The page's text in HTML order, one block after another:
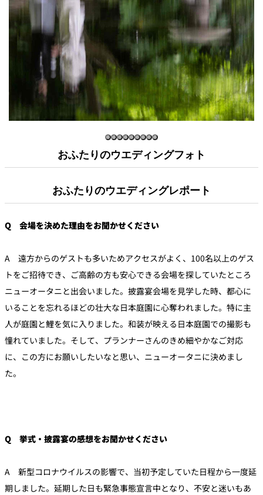
おふたりのウエディングフォト
おふたりのウエディングレポート
Q 会場を決めた理由をお聞かせください
A 遠方からのゲストも多いためアクセスがよく、100名以上のゲス
トをご招待でき、ご高齢の方も安心できる会場を探していたところ
ニューオータニと出会いました。披露宴会場を見学した時、都心に
いることを忘れるほどの壮大な日本庭園に心奪われました。特に主
人が庭園と鯉を気に入りました。和装が映える日本庭園での撮影も
憧れていました。そして、プランナーさんのきめ細やかなご対応
に、この方にお願いしたいなと思い、ニューオータニに決めまし
た。
Q 挙式・披露宴の感想をお聞かせください
A 新型コロナウイルスの影響で、当初予定していた日程から一度延
期しました。延期した日も緊急事態宣言中となり、不安と迷いもあ